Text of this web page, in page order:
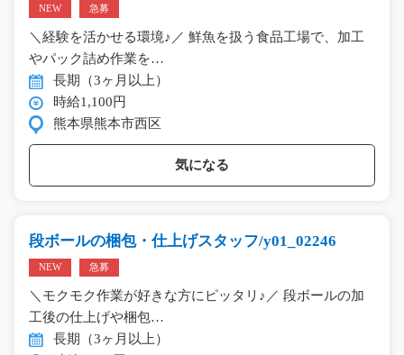
NEW 急募
＼経験を活かせる環境♪／ 鮮魚を扱う食品工場で、加工
やパック詰め作業を…
長期（3ヶ月以上）
時給1,100円
熊本県熊本市西区
気になる
段ボールの梱包・仕上げスタッフ/y01_02246
NEW 急募
＼モクモク作業が好きな方にピッタリ♪／ 段ボールの加
工後の仕上げや梱包…
長期（3ヶ月以上）